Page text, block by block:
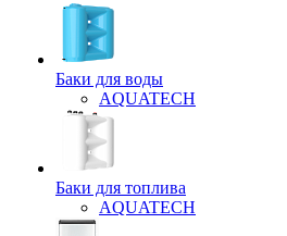
Баки для воды
AQUATECH
Баки для топлива
AQUATECH